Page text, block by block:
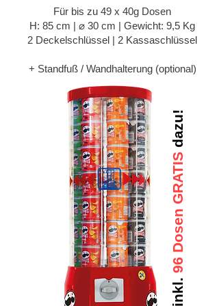
Für bis zu 49 x 40g Dosen
H: 85 cm | ⌀ 30 cm | Gewicht: 9,5 Kg
2 Deckelschlüssel | 2 Kassaschlüssel
+ Standfuß / Wandhalterung (optional)
inkl.
96 Dosen GRATIS
dazu!